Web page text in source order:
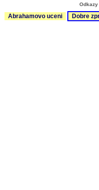
Abrahamovo uceni Dobre